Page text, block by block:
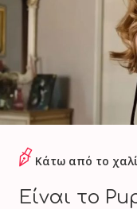
Κάτω από το χαλί
Είναι το